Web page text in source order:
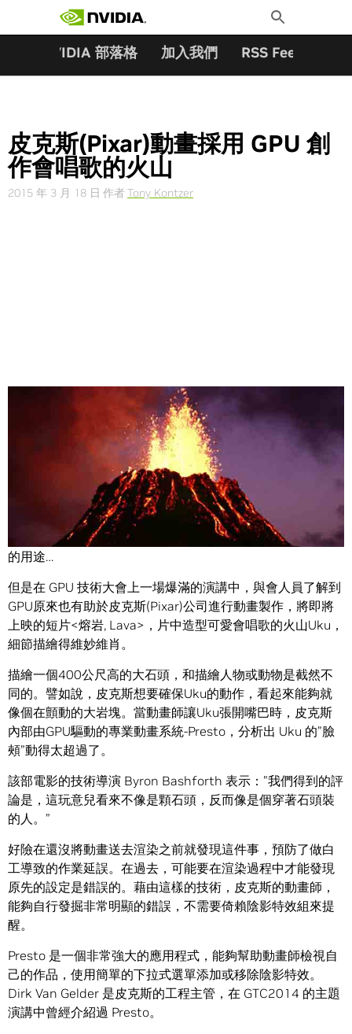
Toggle
Search
NVIDIA 部落格 加入我們 RSS Feeds
皮克斯(Pixar)動畫採用 GPU 創
作會唱歌的火山
2015 年 3 月 18 日 作者Tony Kontzer
創造出一個會唱歌的火山？或許…這不像是 NVIDIA 產品平常
的用途…
但是在 GPU 技術大會上一場爆滿的演講中，與會人員了解到
GPU原來也有助於皮克斯(Pixar)公司進行動畫製作，將即將
上映的短片<熔岩, Lava>，片中造型可愛會唱歌的火山Uku，
細節描繪得維妙維肖。
描繪一個400公尺高的大石頭，和描繪人物或動物是截然不
同的。譬如說，皮克斯想要確保Uku的動作，看起來能夠就
像個在顫動的大岩塊。當動畫師讓Uku張開嘴巴時，皮克斯
內部由GPU驅動的專業動畫系統-Presto，分析出 Uku 的”臉
頰”動得太超過了。
該部電影的技術導演 Byron Bashforth 表示：”我們得到的評
論是，這玩意兒看來不像是顆石頭，反而像是個穿著石頭裝
的人。”
好險在還沒將動畫送去渲染之前就發現這件事，預防了做白
工導致的作業延誤。在過去，可能要在渲染過程中才能發現
原先的設定是錯誤的。藉由這樣的技術，皮克斯的動畫師，
能夠自行發掘非常明顯的錯誤，不需要倚賴陰影特效組來提
醒。
Presto 是一個非常強大的應用程式，能夠幫助動畫師檢視自
己的作品，使用簡單的下拉式選單添加或移除陰影特效。
Dirk Van Gelder 是皮克斯的工程主管，在 GTC2014 的主題
演講中曾經介紹過 Presto。